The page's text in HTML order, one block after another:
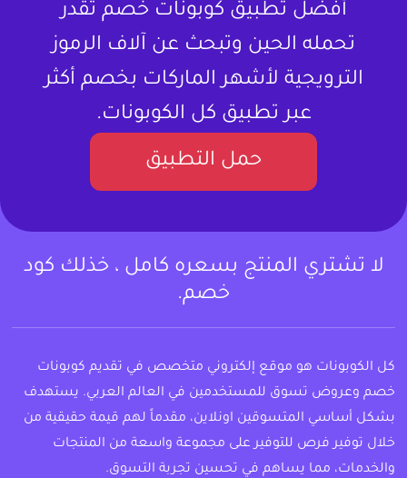
أفضل تطبيق كوبونات خصم تقدر
تحمله الحين وتبحث عن آلاف الرموز
الترويجية لأشهر الماركات بخصم أكثر
عبر تطبيق كل الكوبونات.
حمل التطبيق
لا تشتري المنتج بسعره كامل ، خذلك كود
خصم.
كل الكوبونات هو موقع إلكتروني متخصص في تقديم كوبونات
خصم وعروض تسوق للمستخدمين في العالم العربي. يستهدف
بشكل أساسي المتسوقين اونلاين، مقدماً لهم قيمة حقيقية من
خلال توفير فرص للتوفير على مجموعة واسعة من المنتجات
والخدمات، مما يساهم في تحسين تجربة التسوق.